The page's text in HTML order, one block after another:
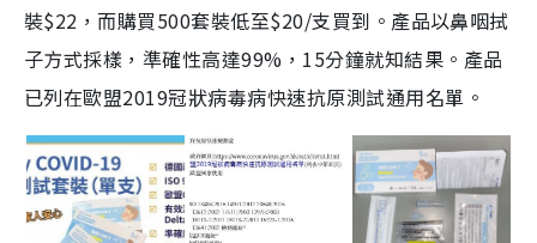
裝$22，而購買500套裝低至$20/支買到。產品以鼻咽拭
子方式採樣，準確性高達99%，15分鐘就知結果。產品
已列在歐盟2019冠狀病毒病快速抗原測試通用名單。